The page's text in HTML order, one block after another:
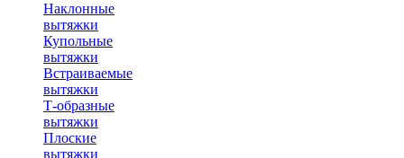
Наклонные
вытяжки
Купольные
вытяжки
Встраиваемые
вытяжки
Т-образные
вытяжки
Плоские
вытяжки